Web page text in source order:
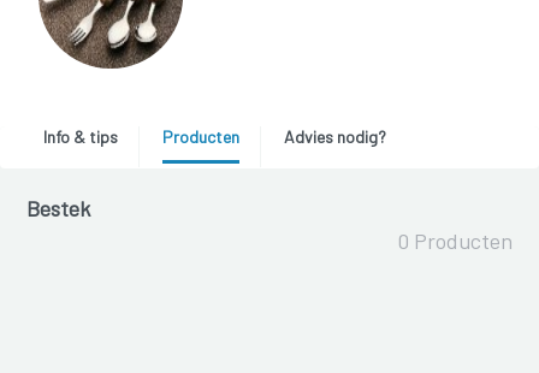
Info & tips Producten Advies nodig?
Bestek
0 Producten